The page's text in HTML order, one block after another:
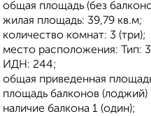
общая площадь (без
жилая площадь: 39,79 кв.м;
количество комнат: 3 (три);
место расположения: Тип:
ИДН: 244;
общая приведенная
площадь балконов (лоджий)
наличие балкона 1 (один);